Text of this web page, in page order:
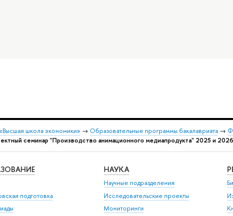
школа экономики» → Образовательные программы бакалавриата→
семинар "Производство анимационного медиапродукта" 2025 и
подготовка
НАУКА
Научные подразделения
Исследовательские проекты
Мониторинги